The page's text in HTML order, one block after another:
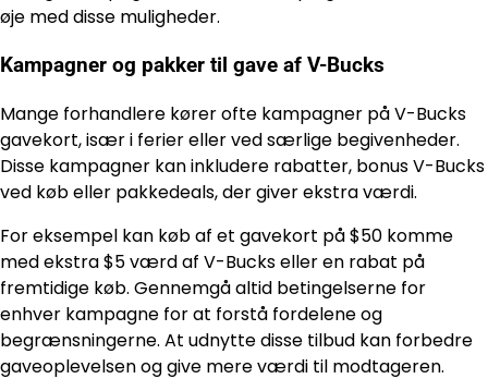
øje med disse muligheder.
Kampagner og pakker til gave af V-Bucks
Mange forhandlere kører ofte kampagner på V-Bucks
gavekort, især i ferier eller ved særlige begivenheder.
Disse kampagner kan inkludere rabatter, bonus V-Bucks
ved køb eller pakkedeals, der giver ekstra værdi.
For eksempel kan køb af et gavekort på $50 komme
med ekstra $5 værd af V-Bucks eller en rabat på
fremtidige køb. Gennemgå altid betingelserne for
enhver kampagne for at forstå fordelene og
begrænsningerne. At udnytte disse tilbud kan forbedre
gaveoplevelsen og give mere værdi til modtageren.